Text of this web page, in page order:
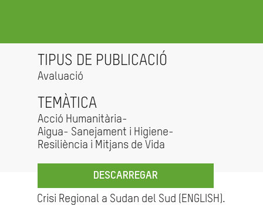
TIPUS DE PUBLICACIÓ
Avaluació
TEMÀTICA
Acció Humanitària-
Aigua- Sanejament i Higiene-
Resiliència i Mitjans de Vida
DESCARREGAR
Crisi Regional a Sudan del Sud (ENGLISH).